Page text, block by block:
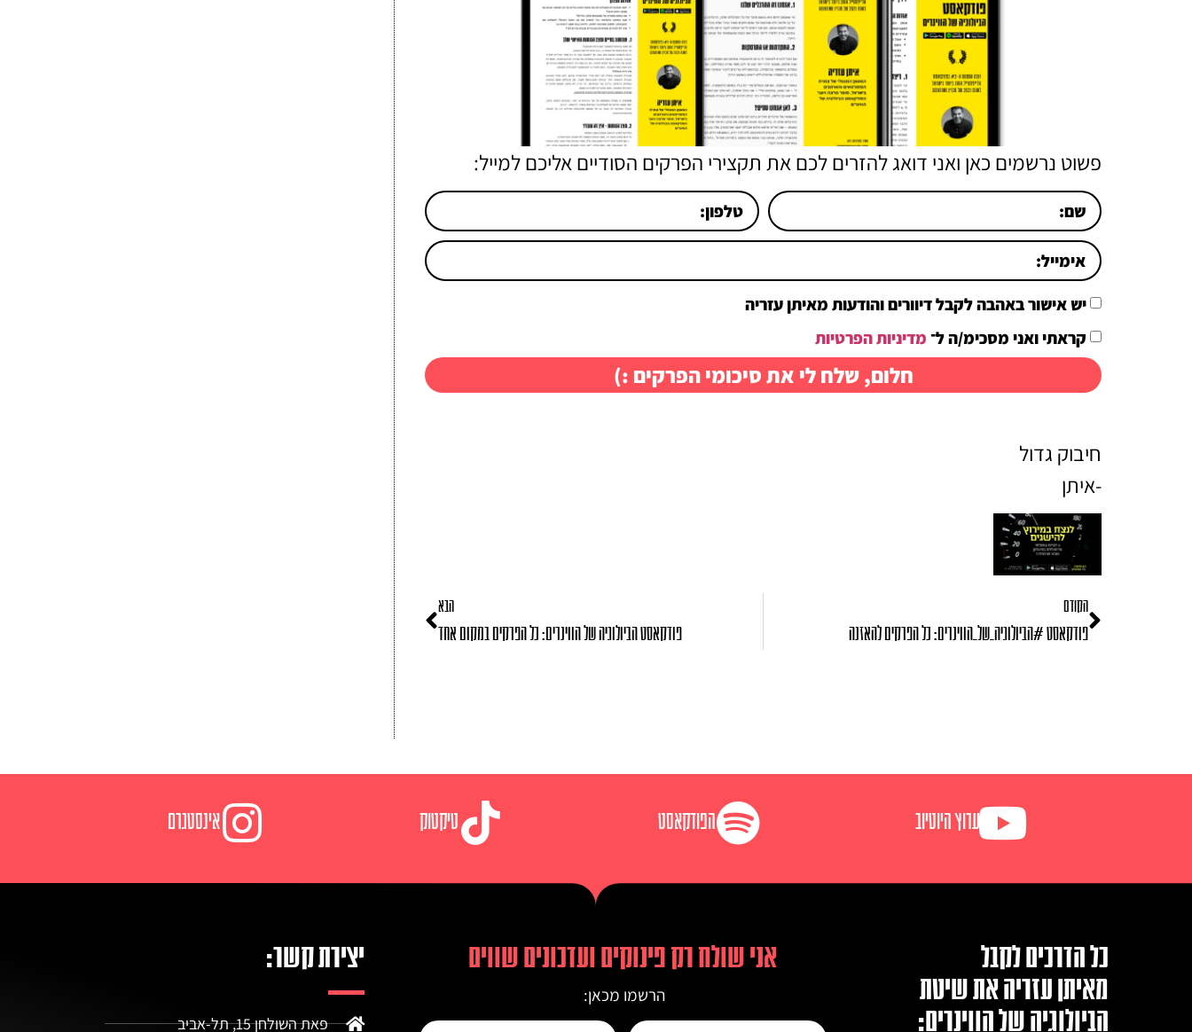
פשוט נרשמים כאן ואני דואג להזרים לכם את תקצירי הפרקים הסודיים אליכם למייל:
יש אישור באהבה לקבל דיוורים והודעות מאיתן עזריה
קראתי ואני מסכימ/ה ל־ מדיניות הפרטיות
חלום, שלח לי את סיכומי הפרקים :)
חיבוק גדול
-איתן
הקודם
פודקאסט #הביולוגיה_של_הווינרים: כל הפרקים להאזנה
הבא
פודקאסט הביולוגיה של הווינרים: כל הפרקים במקום אחד
ערוץ היוטיוב הפודקאסט טיקטוק אינסטגרם
כל הדרכים לקבל
מאיתן עזריה את שיטת
הביולוגיה של הווינרים:
אני שולח רק פינוקים ועדכונים שווים
הרשמו מכאן:
יצירת קשר:
פאת השולחן 15, תל-אביב